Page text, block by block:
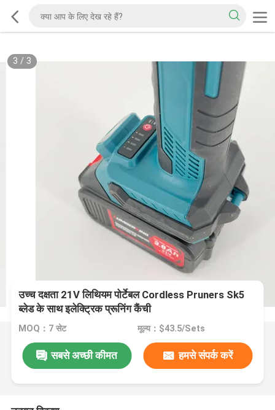
3 / 3
उच्च दक्षता 21V लिथियम पोर्टेबल Cordless Pruners Sk5
ब्लेड के साथ इलेक्ट्रिक प्रूनिंग कैंची
MOQ：7 सेट मूल्य：$43.5/Sets
सबसे अच्छी कीमत हमसे संपर्क करें